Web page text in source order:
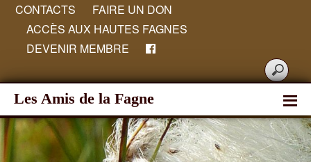
CONTACTS
FAIRE UN DON
ACCÈS AUX HAUTES FAGNES
DEVENIR MEMBRE
Les Amis de la Fagne